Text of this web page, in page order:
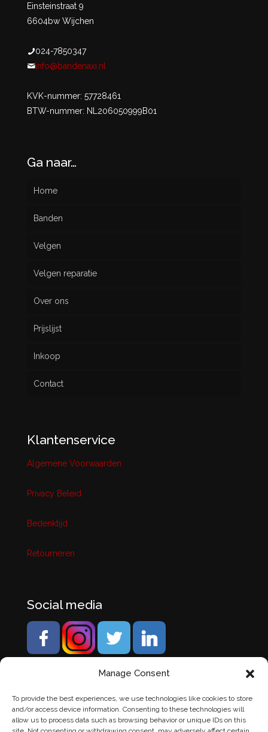
Manage Consent
To provide the best experiences, we use technologies like cookies to store
and/or access device information. Consenting to these technologies will
allow us to process data such as browsing behavior or unique IDs on this
Einsteinstraat 9
6604bw Wijchen
024-7850347
info@bandenaxi.nl
KVK-nummer: 57728461
BTW-nummer: NL206050999B01
Ga naar…
Home
Banden
Nieuw
Gebruikt
Velgen
Velgen reparatie
Over ons
Prijslijst
Inkoop
Contact
Klantenservice
Algemene Voorwaarden
Privacy Beleid
Bedenktijd
Retourneren
Social media